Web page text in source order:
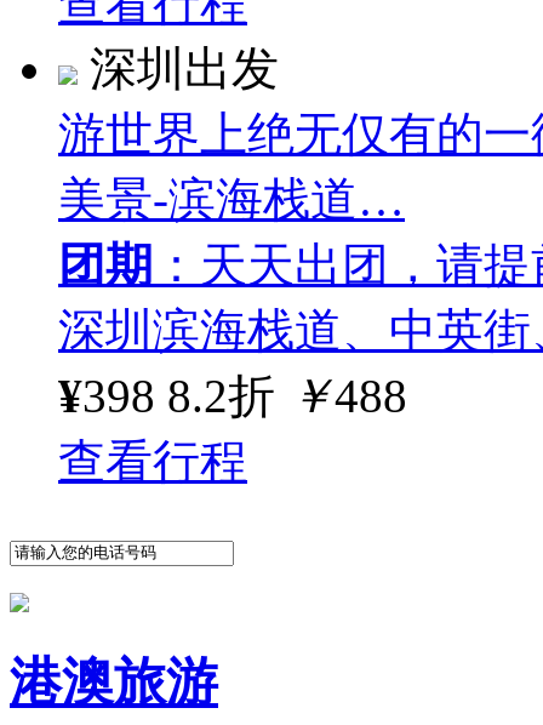
深圳出发
游世界上绝无仅有的
美景-滨海栈道…
团期 ：天天出团，请
深圳滨海栈道、中英
¥398 8.2折 ￥488
查看行程
港澳旅游